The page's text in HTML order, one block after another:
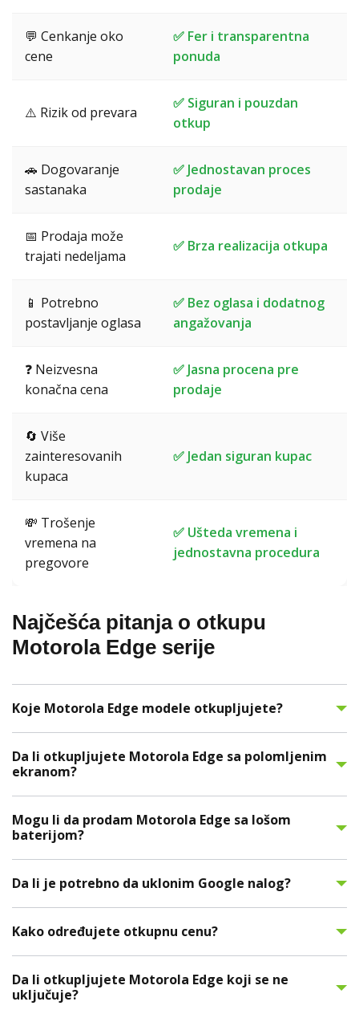
💬 Cenkanje oko
cene
✅ Fer i transparentna
ponuda
⚠️ Rizik od prevara
✅ Siguran i pouzdan
otkup
🚗 Dogovaranje
sastanaka
✅ Jednostavan proces
prodaje
📅 Prodaja može
trajati nedeljama
✅ Brza realizacija otkupa
📱 Potrebno
postavljanje oglasa
✅ Bez oglasa i dodatnog
angažovanja
❓ Neizvesna
konačna cena
✅ Jasna procena pre
prodaje
🔄 Više
zainteresovanih
kupaca
✅ Jedan siguran kupac
💸 Trošenje
vremena na
pregovore
✅ Ušteda vremena i
jednostavna procedura
Najčešća pitanja o otkupu
Motorola Edge serije
Koje Motorola Edge modele otkupljujete?
Da li otkupljujete Motorola Edge sa polomljenim
ekranom?
Mogu li da prodam Motorola Edge sa lošom
baterijom?
Da li je potrebno da uklonim Google nalog?
Kako određujete otkupnu cenu?
Da li otkupljujete Motorola Edge koji se ne
uključuje?